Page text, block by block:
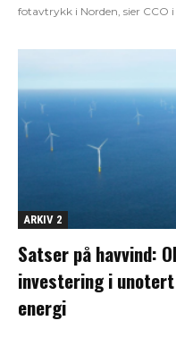
fotavtrykk i Norden, sier CCO
ARKIV 2
Satser på havvind:
investering i
energi